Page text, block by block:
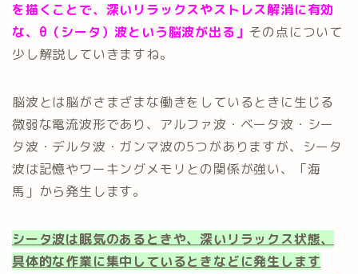
を描くことで、深いリラックスやストレス解消に有効
な、θ（シータ）波という脳波が出る」 その点について
少し解説していきますね。
脳波とは脳がさまざまな働きをしているときに生じる
微弱な電流波形であり、アルファ波・ベータ波・シー
タ波・デルタ波・ガンマ波の5つがありますが、シータ
波は記憶やワーキングメモリとの関係が強い、「海
馬」から発生します。
シータ波は眠気のあるときや、深いリラックス状態、
具体的な作業に集中しているときなどに発生します